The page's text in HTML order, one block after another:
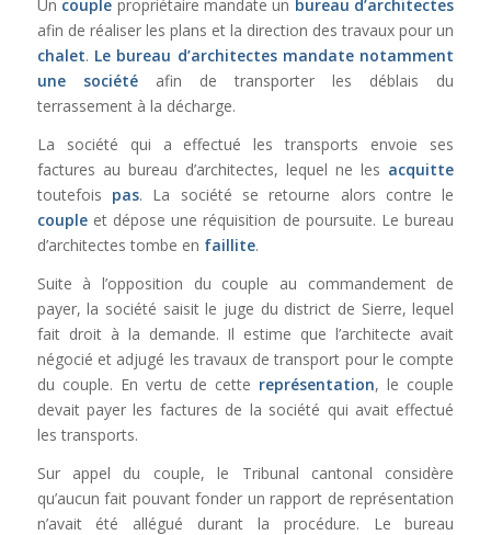
Un couple propriétaire mandate un bureau d’architectes
afin de réaliser les plans et la direction des travaux pour un
chalet. Le bureau d’architectes mandate notamment
une sociétéafin de transporter les déblais du
terrassement à la décharge.
La société qui a effectué les transports envoie ses
factures au bureau d’architectes, lequel ne les acquitte
toutefois pas. La société se retourne alors contre le
coupleet dépose une réquisition de poursuite. Le bureau
d’architectes tombe en faillite.
Suite à l’opposition du couple au commandement de
payer, la société saisit le juge du district de Sierre, lequel
fait droit à la demande. Il estime que l’architecte avait
négocié et adjugé les travaux de transport pour le compte
du couple. En vertu de cette représentation, le couple
devait payer les factures de la société qui avait effectué
les transports.
Sur appel du couple, le Tribunal cantonal considère
qu’aucun fait pouvant fonder un rapport de représentation
n’avait été allégué durant la procédure. Le bureau